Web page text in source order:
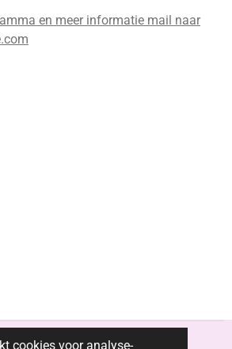
cookies voor analyse-
en meer informatie mail naar